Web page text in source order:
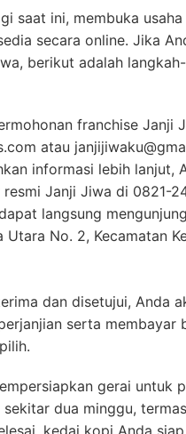
saat ini, membuka
secara online. Jika
berikut adalah
franchise Janji
atau
informasi lebih lanjut,
resmi Janji Jiwa di 0821-
langsung
Utara No. 2, Kecamatan
dan disetujui, Anda
serta membayar
gerai untuk
dua minggu,
kedai kopi Anda